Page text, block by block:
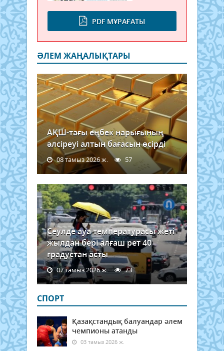
PDF МҰРАҒАТЫ
ӘЛЕМ ЖАҢАЛЫҚТАРЫ
АҚШ-тағы еңбек нарығының
әлсіреуі алтын бағасын өсірді
08 тамыз 2026 ж. 57
Сеулде ауа температурасы жеті
жылдан бері алғаш рет 40
градустан асты
07 тамыз 2026 ж. 73
СПОРТ
Қазақстандық балуандар әлем
чемпионы атанды
03 тамыз 2026 ж.